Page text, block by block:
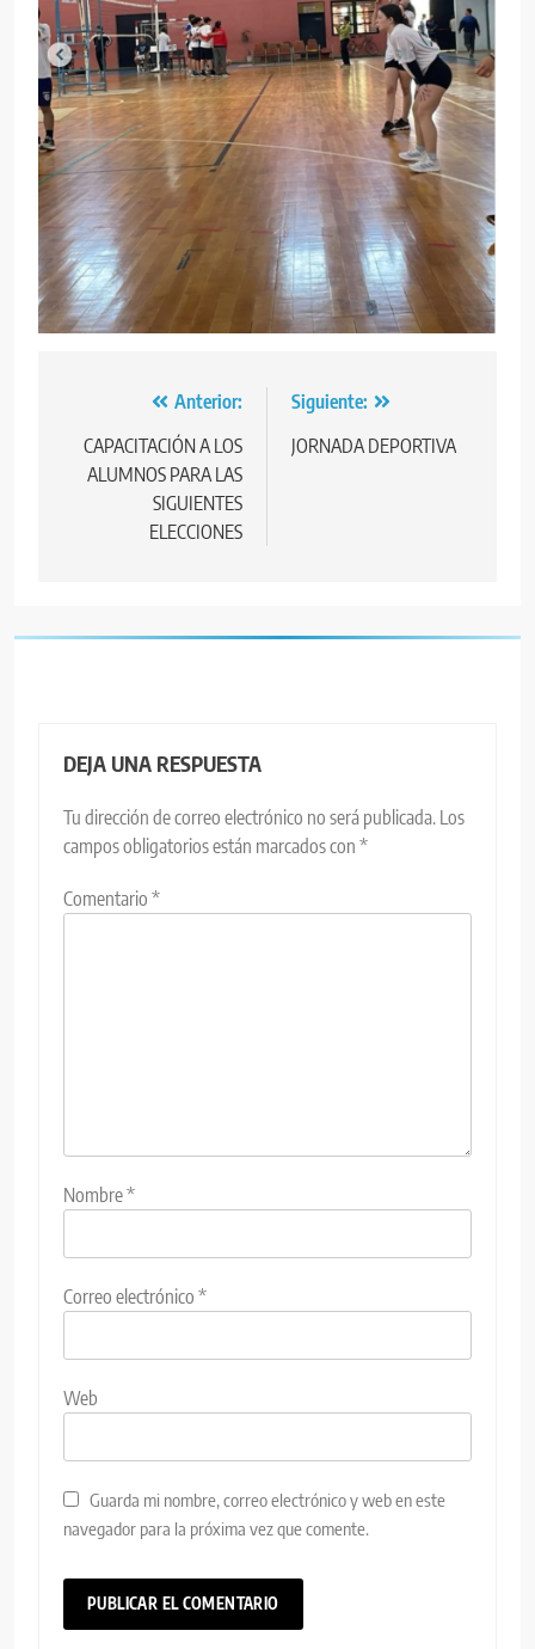
Navegación
de
entradas
Anterior:
CAPACITACIÓN A LOS
ALUMNOS PARA LAS
SIGUIENTES
ELECCIONES
Siguiente:
JORNADA DEPORTIVA
DEJA UNA RESPUESTA
Tu dirección de correo electrónico no será publicada. Los
campos obligatorios están marcados con *
Comentario *
Nombre*
Correo electrónico *
Web
Guarda mi nombre, correo electrónico y web en este
navegador para la próxima vez que comente.